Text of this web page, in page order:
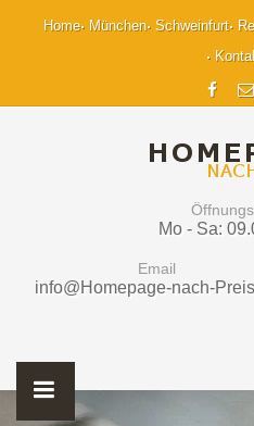
Home München Schweinfurt
Mo - Sa:
Email
info@Homepage-nach-